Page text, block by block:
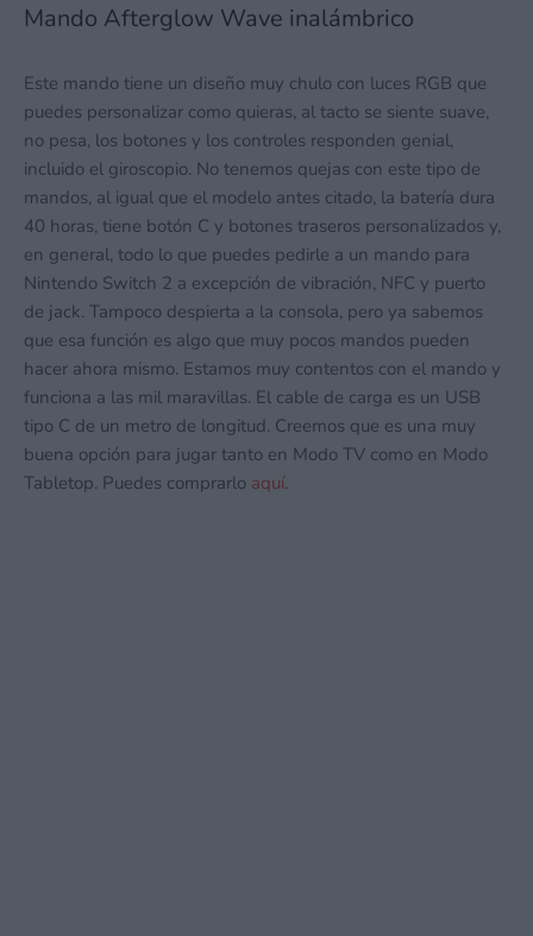
Mando Afterglow Wave inalámbrico
Este mando tiene un diseño muy chulo con luces RGB que
puedes personalizar como quieras, al tacto se siente suave,
no pesa, los botones y los controles responden genial,
incluido el giroscopio. No tenemos quejas con este tipo de
mandos, al igual que el modelo antes citado, la batería dura
40 horas, tiene botón C y botones traseros personalizados y,
en general, todo lo que puedes pedirle a un mando para
Nintendo Switch 2 a excepción de vibración, NFC y puerto
de jack. Tampoco despierta a la consola, pero ya sabemos
que esa función es algo que muy pocos mandos pueden
hacer ahora mismo. Estamos muy contentos con el mando y
funciona a las mil maravillas. El cable de carga es un USB
tipo C de un metro de longitud. Creemos que es una muy
buena opción para jugar tanto en Modo TV como en Modo
Tabletop. Puedes comprarlo aquí.